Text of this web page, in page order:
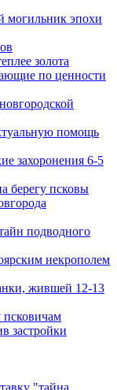
могильник эпохи
золота
по ценности
помощь
захоронения 6-5
берегу псковы
подводного
некрополем
жившей 12-13
псковичам
застройки
"тайна